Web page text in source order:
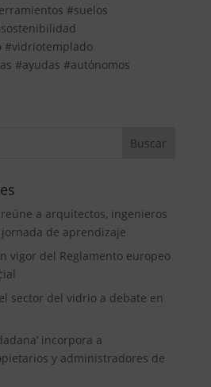
#suelos
#vidriotemplado
#ayudas #autónomos
a arquitectos, ingenieros
de aprendizaje
vigor del Reglamento europeo
sector del vidrio a debate en
incorpora a
y administradores de